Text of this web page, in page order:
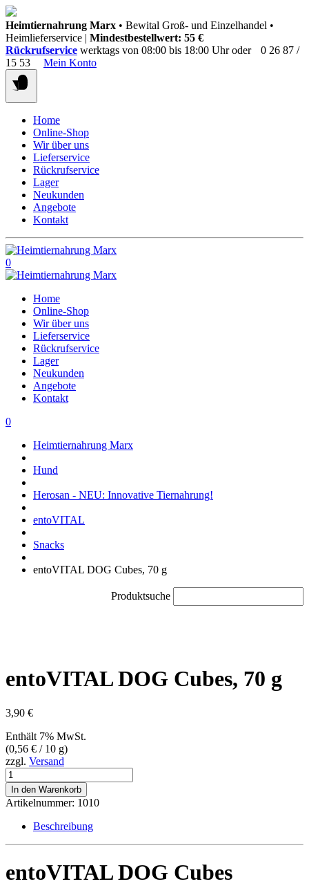
Springen
Sie
zum
Inhalt
Heimtiernahrung Marx • Bewital Groß- und Einzelhandel •
Heimlieferservice | Mindestbestellwert: 55 €
Rückrufservice werktags von 08:00 bis 18:00 Uhr oder
0 26 87 /
15 53
Mein Konto
Home
Online-Shop
Wir über uns
Lieferservice
Rückrufservice
Lager
Neukunden
Angebote
Kontakt
0
Home
Online-Shop
Wir über uns
Lieferservice
Rückrufservice
Lager
Neukunden
Angebote
Kontakt
0
Heimtiernahrung Marx
Hund
Herosan - NEU: Innovative Tiernahrung!
entoVITAL
Snacks
entoVITAL DOG Cubes, 70 g
Produktsuche
entoVITAL DOG Cubes, 70 g
3,90 €
Enthält 7% MwSt.
(0,56 € / 10 g)
zzgl. Versand
entoVITAL
DOG
Cubes,
70
Menge
In den Warenkorb
Artikelnummer: 1010
Beschreibung
entoVITAL DOG Cubes